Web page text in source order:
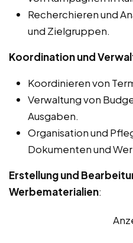
Recherchieren und
und Zielgruppen.
Koordination und
Koordinieren von
Verwaltung von
Ausgaben.
Organisation und
Dokumenten und
Erstellung und
Werbematerialien: